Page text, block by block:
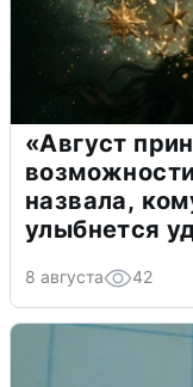
«Август
назвала,
улыбнется
8 августа 42